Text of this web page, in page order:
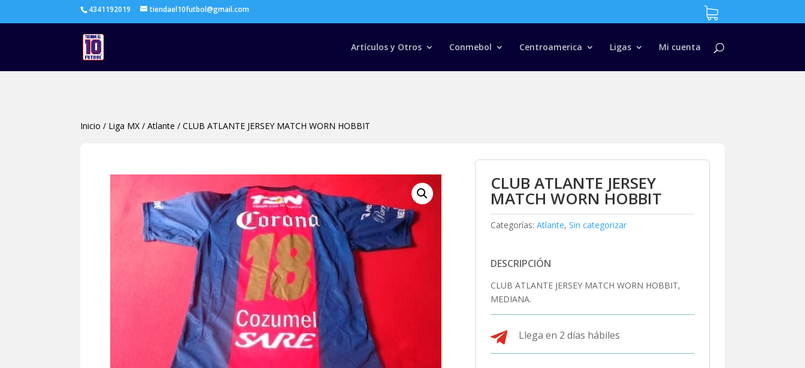
4341192019 tiendael10futbol@gmail.com
Artículos y Otros Conmebol Centroamerica Ligas Mi cuenta
Búsqueda
productos
Inicio / Liga MX /Atlante /CLUB ATLANTE JERSEY MATCH WORN HOBBIT
CLUB ATLANTE JERSEY
MATCH WORN HOBBIT
Categorías: Atlante, Sin categorizar
DESCRIPCIÓN
CLUB ATLANTE JERSEY MATCH WORN HOBBIT,
MEDIANA.
 Llega en 2 días hábiles